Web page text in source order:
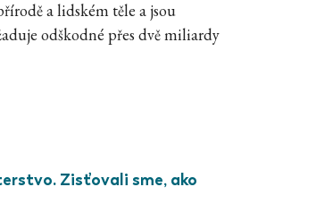
a lidském těle a jsou
odškodné přes dvě miliardy
Zisťovali sme, ako